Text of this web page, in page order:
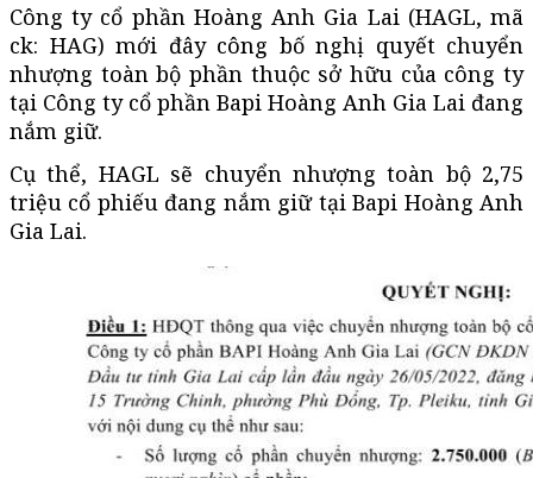
Công ty cổ phần Hoàng Anh Gia Lai (HAGL, mã
ck: HAG) mới đây công bố nghị quyết chuyển
nhượng toàn bộ phần thuộc sở hữu của công ty
tại Công ty cổ phần Bapi Hoàng Anh Gia Lai đang
nắm giữ.
Cụ thể, HAGL sẽ chuyển nhượng toàn bộ 2,75
triệu cổ phiếu đang nắm giữ tại Bapi Hoàng Anh
Gia Lai.